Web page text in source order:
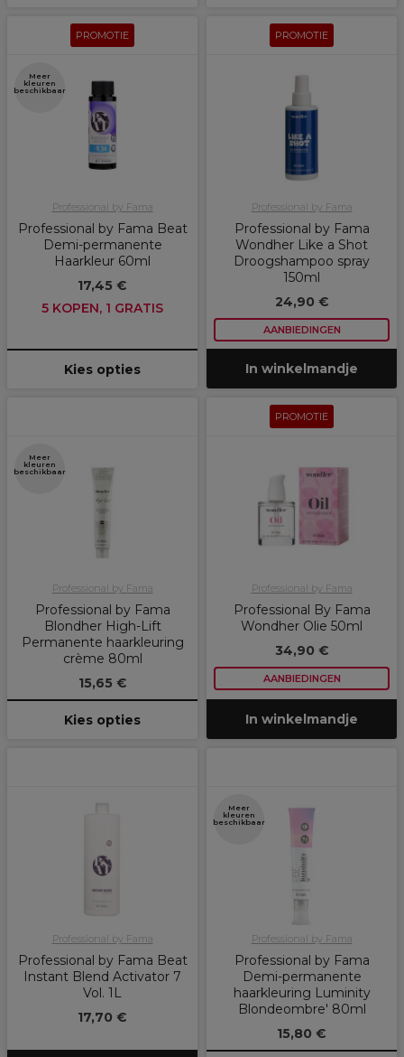
PROMOTIE
Meer
kleuren
beschikbaar
Professional by Fama
Professional by Fama Beat
Demi-permanente
Haarkleur 60ml
17,45 €
5 KOPEN, 1 GRATIS
Kies opties
PROMOTIE
Professional by Fama
Professional by Fama
Wondher Like a Shot
Droogshampoo spray
150ml
24,90 €
AANBIEDINGEN
In winkelmandje
Meer
kleuren
beschikbaar
Professional by Fama
Professional by Fama
Blondher High-Lift
Permanente haarkleuring
crème 80ml
15,65 €
Kies opties
PROMOTIE
Professional by Fama
Professional By Fama
Wondher Olie 50ml
34,90 €
AANBIEDINGEN
In winkelmandje
Professional by Fama
Professional by Fama Beat
Instant Blend Activator 7
Vol. 1L
17,70 €
Meer
kleuren
beschikbaar
Professional by Fama
Professional by Fama
Demi-permanente
haarkleuring Luminity
Blondeombre' 80ml
15,80 €